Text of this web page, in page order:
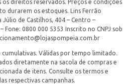
direitos reservados. Preços e condições
durarem os estoques. Lins Ferrão
de Castilhos, 404 – Centro –
Fone: 0800 000 5353 Inscrito no CNPJ sob
cumulativas. Válidas por tempo limitado.
diretamente na sacola de compras e
de itens. Consulte os termos e
respectivas campanhas.